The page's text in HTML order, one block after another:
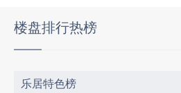
楼盘排行热榜
乐居特色榜